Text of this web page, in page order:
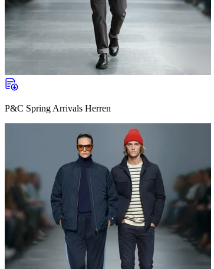
P&C Spring Arrivals Herren